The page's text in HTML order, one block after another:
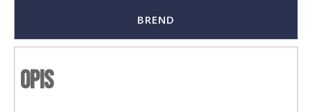
BREND
Opis